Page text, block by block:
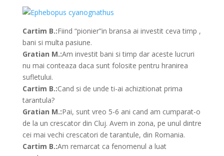
Cartim B.:Fiind “pionier”in bransa ai investit ceva timp ,
bani si multa pasiune.
Gratian M.:Am investit bani si timp dar aceste lucruri
nu mai conteaza daca sunt folosite pentru hranirea
sufletului.
Cartim B.:Cand si de unde ti-ai achizitionat prima
tarantula?
Gratian M.:Pai, sunt vreo 5-6 ani cand am cumparat-o
de la un crescator din Cluj. Avem in zona, pe unul dintre
cei mai vechi crescatori de tarantule, din Romania.
Cartim B.:Am remarcat ca fenomenul a luat